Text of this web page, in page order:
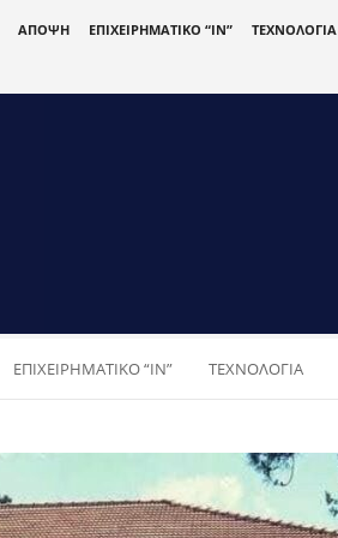
ΑΠΟΨΗ ΕΠΙΧΕΙΡΗΜΑΤΙΚΟ “IN” ΤΕΧΝΟΛΟΓΙΑ
ΕΠΙΧΕΙΡΗΜΑΤΙΚΟ “IN” ΤΕΧΝΟΛΟΓΙΑ